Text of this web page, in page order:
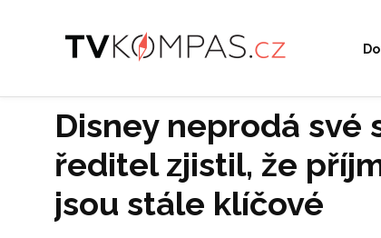
Disney neprodá své
ředitel zjistil, že
jsou stále klíčové